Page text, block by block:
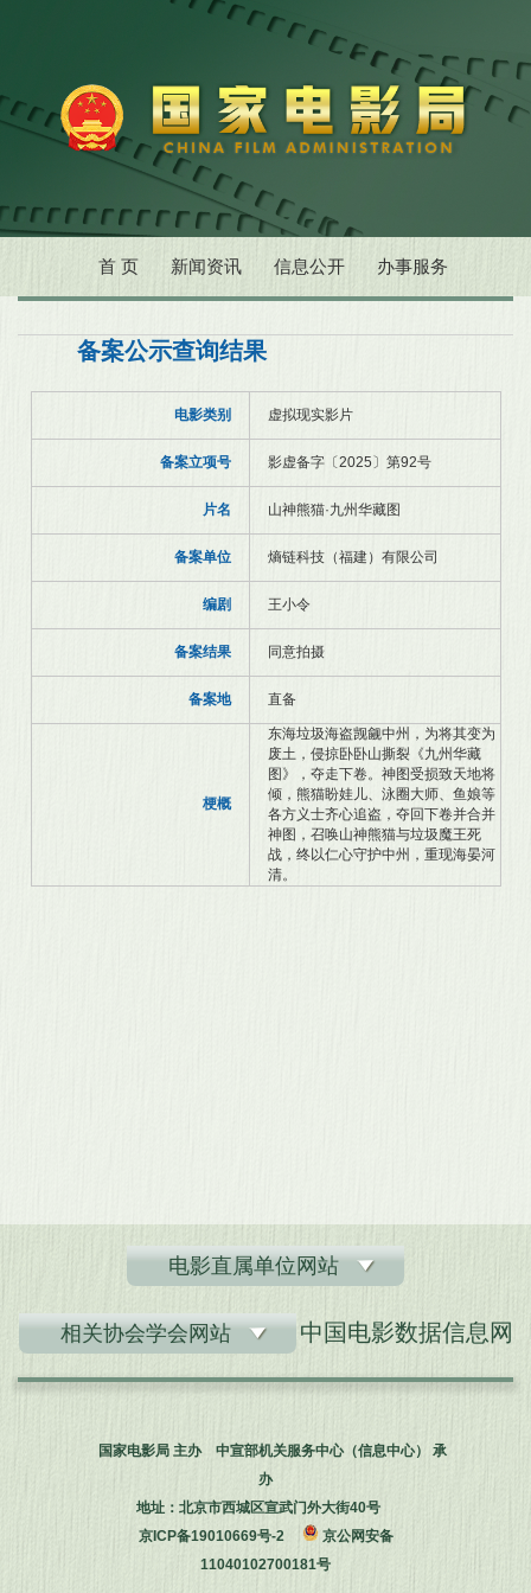
首 页 新闻资讯 信息公开 办事服务
备案公示查询结果
电影类别 虚拟现实影片
备案立项号 影虚备字〔2025〕第92号
片名 山神熊猫·九州华藏图
备案单位 熵链科技（福建）有限公司
编剧 王小令
备案结果 同意拍摄
备案地 直备
梗概
东海垃圾海盗觊觎中州，为将其变为
废土，侵掠卧卧山撕裂《九州华藏
图》，夺走下卷。神图受损致天地将
倾，熊猫盼娃儿、泳圈大师、鱼娘等
各方义士齐心追盗，夺回下卷并合并
神图，召唤山神熊猫与垃圾魔王死
战，终以仁心守护中州，重现海晏河
清。
电影直属单位网站
相关协会学会网站 中国电影数据信息网
国家电影局 主办 中宣部机关服务中心（信息中心） 承
办
地址：北京市西城区宣武门外大街40号
京ICP备19010669号-2
京公网安备
11040102700181号